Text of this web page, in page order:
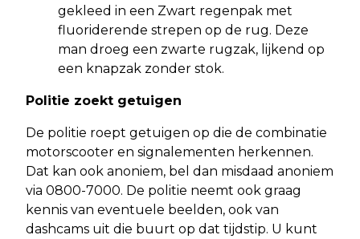
gekleed in een Zwart regenpak met
fluoriderende strepen op de rug. Deze
man droeg een zwarte rugzak, lijkend op
een knapzak zonder stok.
Politie zoekt getuigen
De politie roept getuigen op die de combinatie
motorscooter en signalementen herkennen.
Dat kan ook anoniem, bel dan misdaad anoniem
via 0800-7000. De politie neemt ook graag
kennis van eventuele beelden, ook van
dashcams uit die buurt op dat tijdstip. U kunt